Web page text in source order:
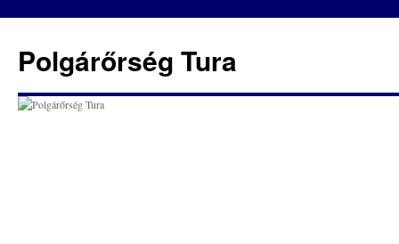
tartalomba
Polgárőrség Tura